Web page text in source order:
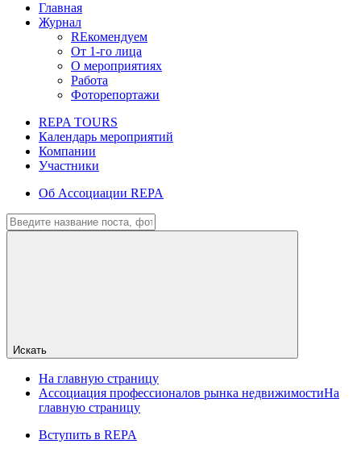
Главная
Журнал
REкомендуем
От 1-го лица
О мероприятиях
Работа
Фоторепортажи
REPA TOURS
Календарь мероприятий
Компании
Участники
Об Ассоциации REPA
Искать
На главную страницу
Ассоциация профессионалов рынка недвижимостиНа
главную страницу
Вступить в REPA